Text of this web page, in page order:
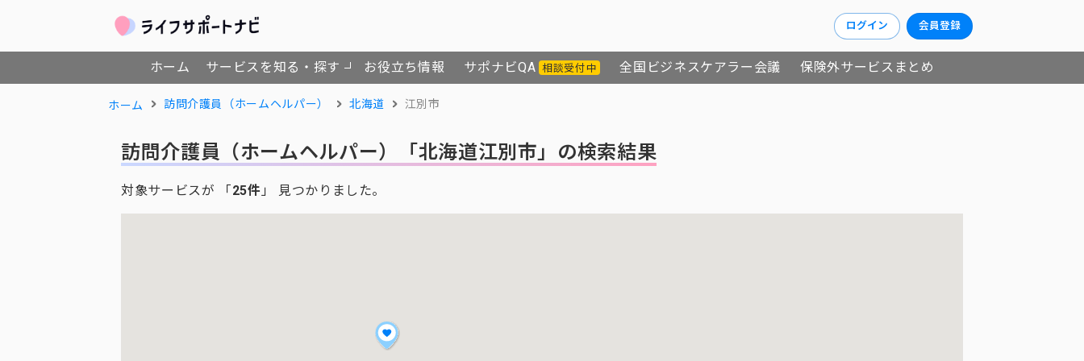
ログイン 会員登録
ホーム サービスを知る・探す お役立ち情報 サポナビQA 相談受付中 全国ビジネスケアラー会議 保険外サービスまとめ
ホーム 訪問介護員（ホームヘルパー） 北海道 江別市
訪問介護員（ホームヘルパー） 「北海道江別市」の検索結果
対象サービスが 「25件 」 見つかりました。